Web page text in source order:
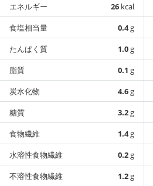
エネルギー 26 kcal
食塩相当量
0.4g
たんぱく質
1.0g
脂質
0.1 g
炭水化物
4.6g
糖質
3.2g
食物繊維
1.4g
水溶性食物繊維
0.2g
不溶性食物繊維
1.2g